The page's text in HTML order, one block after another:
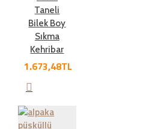
Taneli
Bilek Boy
Sıkma
Kehribar
1.673,48TL